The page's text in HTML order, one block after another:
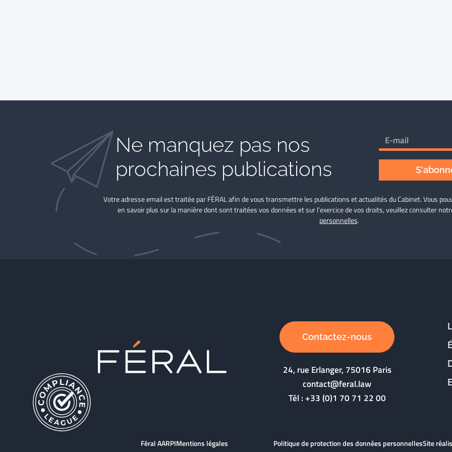
Ne manquez pas nos
prochaines publications
Votre adresse email est traitée par FÉRAL afin de vous transmettre les publications et actualités du Cabinet. Vous
en savoir plus sur la manière dont sont traitées vos données et sur l’exercice de vos droits, veuillez consulter
personnelles.
Contactez-nous
24, rue Erlanger, 75016 Paris
contact@feral.law
Tél :+33 (0)1 70 71 22 00
Féral AARPIMentions légales Politique de protection des données personnellesSite